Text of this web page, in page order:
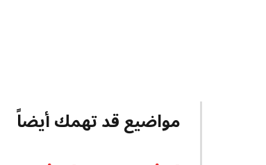
مواضيع قد تهمك أيضاً